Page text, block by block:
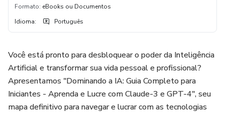
Formato: eBooks ou Documentos
Idioma: Português
Você está pronto para desbloquear o poder da Inteligência
Artificial e transformar sua vida pessoal e profissional?
Apresentamos "Dominando a IA: Guia Completo para
Iniciantes - Aprenda e Lucre com Claude-3 e GPT-4", seu
mapa definitivo para navegar e lucrar com as tecnologias